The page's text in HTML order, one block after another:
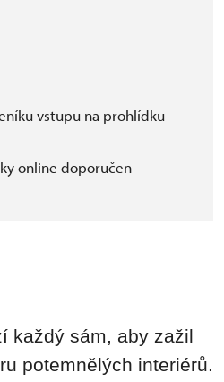
vstupu na prohlídku
online doporučen
každý sám, aby zažil
potemnělých interiérů.